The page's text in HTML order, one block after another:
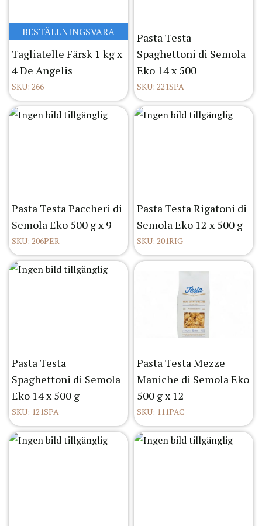
BESTÄLLNINGSVARA
Tagliatelle Färsk 1 kg x
4 De Angelis
SKU: 266
Pasta Testa
Spaghettoni di Semola
Eko 14 x 500
SKU: 221SPA
Pasta Testa Paccheri di
Semola Eko 500 g x 9
SKU: 206PER
Pasta Testa Rigatoni di
Semola Eko 12 x 500 g
SKU: 201RIG
Pasta Testa
Spaghettoni di Semola
Eko 14 x 500 g
SKU: 121SPA
Pasta Testa Mezze
Maniche di Semola Eko
500 g x 12
SKU: 111PAC